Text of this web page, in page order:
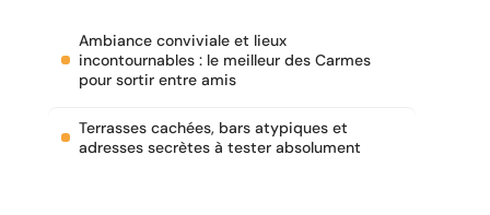
Ambiance conviviale et lieux
incontournables : le meilleur des Carmes
pour sortir entre amis
Terrasses cachées, bars atypiques et
adresses secrètes à tester absolument